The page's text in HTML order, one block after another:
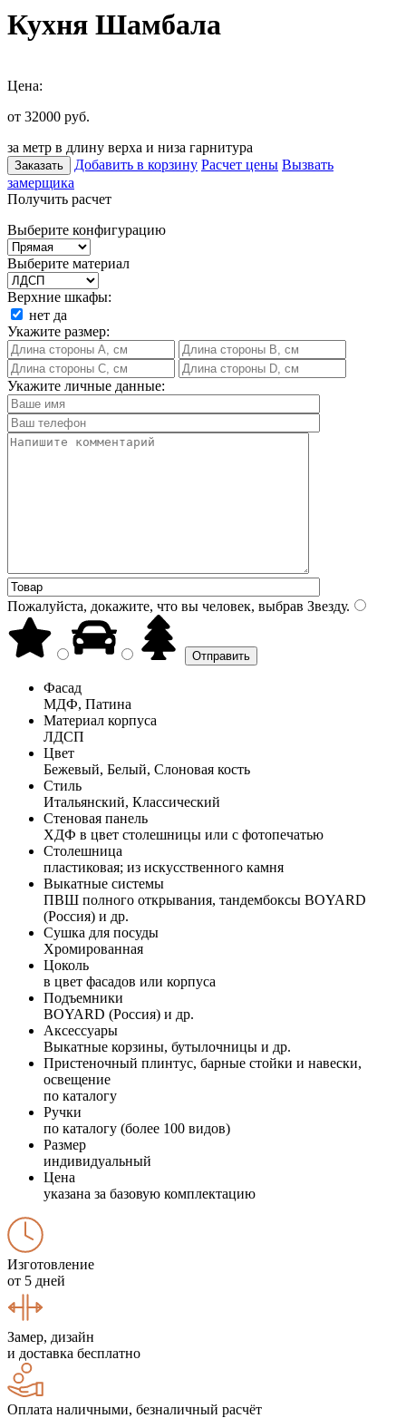
Кухня Шамбала
Цена:
от 32000 руб.
за метр в длину верха и низа гарнитура
Заказать Добавить в корзину Расчет цены Вызвать
замерщика
Получить расчет
Выберите конфигурацию
Выберите материал
Верхние шкафы:
нет да
Укажите размер:
Укажите личные данные:
Пожалуйста, докажите, что вы человек, выбрав Звезду.
Фасад
МДФ, Патина
Материал корпуса
ЛДСП
Цвет
Бежевый, Белый, Слоновая кость
Стиль
Итальянский, Классический
Стеновая панель
ХДФ в цвет столешницы или с фотопечатью
Столешница
пластиковая; из искусственного камня
Выкатные системы
ПВШ полного открывания, тандембоксы BOYARD
(Россия) и др.
Сушка для посуды
Хромированная
Цоколь
в цвет фасадов или корпуса
Подъемники
BOYARD (Россия) и др.
Аксессуары
Выкатные корзины, бутылочницы и др.
Пристеночный плинтус, барные стойки и навески,
освещение
по каталогу
Ручки
по каталогу (более 100 видов)
Размер
индивидуальный
Цена
указана за базовую комплектацию
Изготовление
от 5 дней
Замер, дизайн
и доставка бесплатно
Оплата наличными, безналичный расчёт